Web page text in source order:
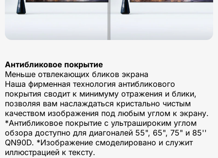
Антибликовое покрытие
Меньше отвлекающих бликов экрана
Наша фирменная технология антибликового
покрытия сводит к минимуму отражения и блики,
позволяя вам наслаждаться кристально чистым
качеством изображения под любым углом к экрану.
*Антибликовое покрытие с ультрашироким углом
обзора доступно для диагоналей 55", 65", 75" и 85''
QN90D. *Изображение смоделировано и служит
иллюстрацией к тексту.